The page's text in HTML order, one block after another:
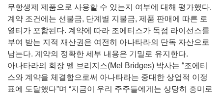
무항생제 제품으로 사용할 수 있는지 여부에 대해 평가했다.
계약 조건에는 선불금, 단계별 지불금, 제품 판매에 따른 로
열티가 포함된다. 계약에 따라 조에티스가 독점 라이선스를
부여 받는 지적 재산권은 여전히 아나타라의 단독 자산으로
남는다. 계약의 정확한 세부 내용은 기밀로 유지한다.
아나타라의 회장 멜 브리지스(Mel Bridges) 박사는 “조에티
스와 계약을 체결함으로써 아나타라는 중대한 상업적 이정
표에 도달했다”며 “지금이 우리 주주들에게는 상당히 흥미로